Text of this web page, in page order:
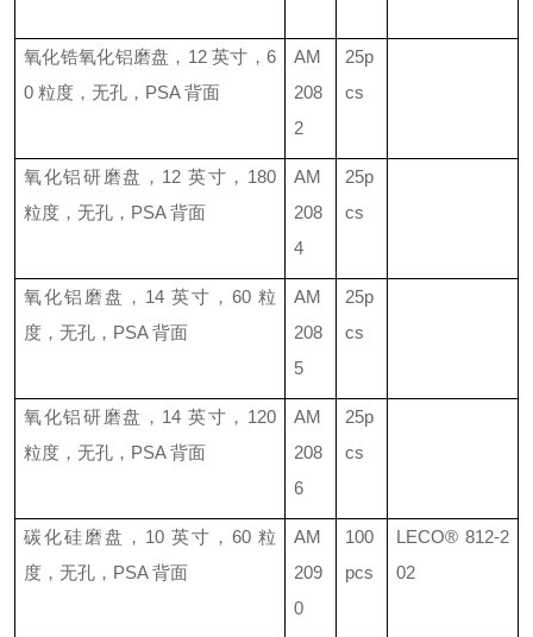
氧化锆氧化铝磨盘， 12英寸，6
0 粒度，无孔， PSA背面
AM
208
2
25p
cs
氧化铝研磨盘， 12英寸， 180
粒度，无孔， PSA背面
AM
208
4
25p
cs
氧化铝磨盘， 14 英寸， 60 粒
度，无孔， PSA背面
AM
208
5
25p
cs
氧化铝研磨盘， 14英寸， 120
粒度，无孔， PSA背面
AM
208
6
25p
cs
碳化硅磨盘， 10 英寸， 60 粒
度，无孔， PSA背面
AM
209
0
100
pcs
LECO® 812-2
02